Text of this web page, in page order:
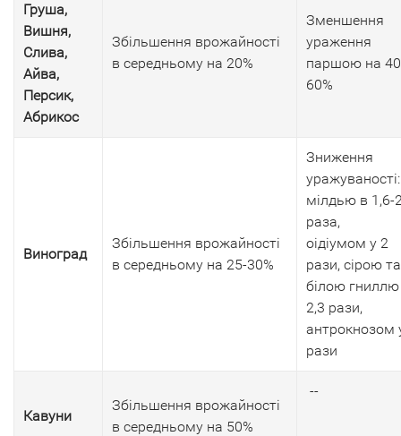
Груша,
Вишня,
Слива,
Айва,
Персик,
Абрикос
Збільшення врожайності
в середньому на 20%
Зменшення
ураження
паршою на
60%
Виноград
Збільшення врожайності
в середньому на 25-30%
Зниження
уражуваності:
мілдью в 1,6-
раза,
оідіумом у 2
рази, сірою та
білою гниллю
2,3 рази,
антрокнозом
рази
Кавуни
Збільшення врожайності
в середньому на 50%
--